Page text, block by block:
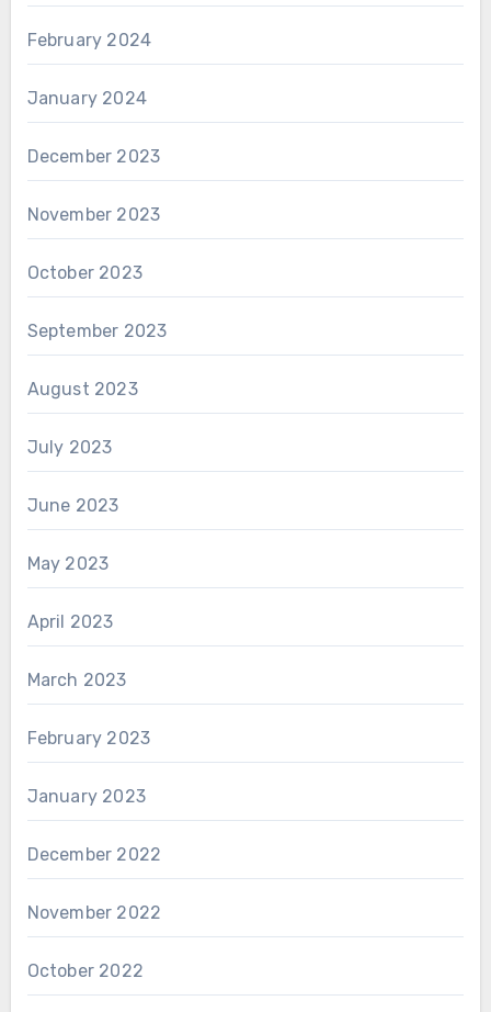
February 2024
January 2024
December 2023
November 2023
October 2023
September 2023
August 2023
July 2023
June 2023
May 2023
April 2023
March 2023
February 2023
January 2023
December 2022
November 2022
October 2022